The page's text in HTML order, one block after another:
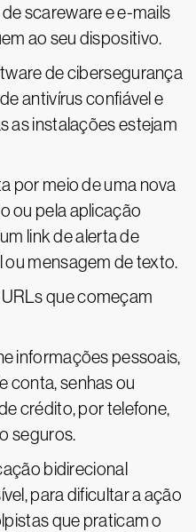
scareware e e-mails
ao seu dispositivo.
de cibersegurança
antivírus confiável e
as instalações estejam
por meio de uma nova
ou pela aplicação
link de alerta de
ou mensagem de texto.
que começam
informações pessoais,
conta, senhas ou
crédito, por telefone,
seguros.
bidirecional
para dificultar a ação
que praticam o